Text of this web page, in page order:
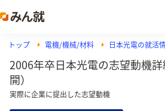
トップ 電機/機械/材料 日本光電の就活
2006年卒日本光電の志望動機
開）
実際に企業に提出した志望動機